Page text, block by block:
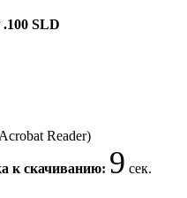
SLD
Reader)
к скачиванию: 9 сек.